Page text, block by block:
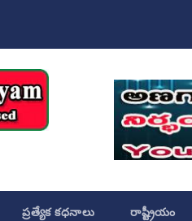
ప్రత్యేక కధనాలు రాష్ట్రీయం